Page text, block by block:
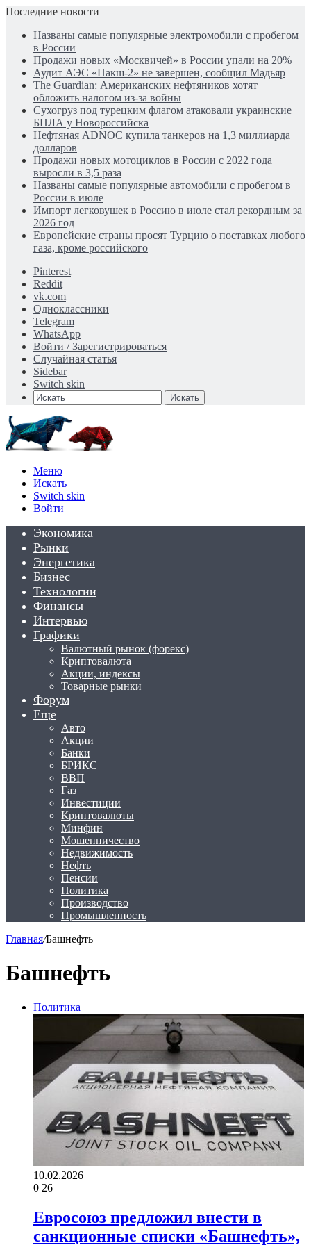
Последние новости
Названы самые популярные электромобили с пробегом
в России
Продажи новых «Москвичей» в России упали на 20%
Аудит АЭС «Пакш-2» не завершен, сообщил Мадьяр
The Guardian: Американских нефтяников хотят
обложить налогом из-за войны
Сухогруз под турецким флагом атаковали украинские
БПЛА у Новороссийска
Нефтяная ADNOC купила танкеров на 1,3 миллиарда
долларов
Продажи новых мотоциклов в России с 2022 года
выросли в 3,5 раза
Названы самые популярные автомобили с пробегом в
России в июле
Импорт легковушек в Россию в июле стал рекордным за
2026 год
Европейские страны просят Турцию о поставках любого
газа, кроме российского
Pinterest
Reddit
vk.com
Одноклассники
Telegram
WhatsApp
Войти / Зарегистрироваться
Случайная статья
Sidebar
Switch skin
Искать
Меню
Искать
Switch skin
Войти
Экономика
Рынки
Энергетика
Бизнес
Технологии
Финансы
Интервью
Графики
Валютный рынок (форекс)
Криптовалюта
Акции, индексы
Товарные рынки
Форум
Еще
Авто
Акции
Банки
БРИКС
ВВП
Газ
Инвестиции
Криптовалюты
Минфин
Мошенничество
Недвижимость
Нефть
Пенсии
Политика
Производство
Промышленность
Главная/Башнефть
Башнефть
Политика
10.02.2026
0 26
Евросоюз предложил внести в
санкционные списки «Башнефть»,